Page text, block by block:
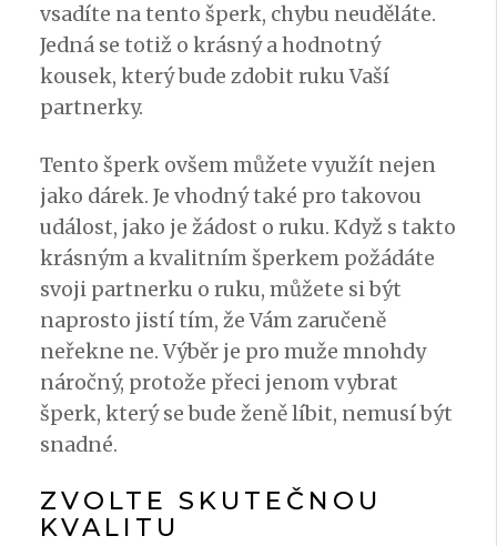
vsadíte na tento šperk, chybu neuděláte.
Jedná se totiž o krásný a hodnotný
kousek, který bude zdobit ruku Vaší
partnerky.
Tento šperk ovšem můžete využít nejen
jako dárek. Je vhodný také pro takovou
událost, jako je žádost o ruku. Když s takto
krásným a kvalitním šperkem požádáte
svoji partnerku o ruku, můžete si být
naprosto jistí tím, že Vám zaručeně
neřekne ne. Výběr je pro muže mnohdy
náročný, protože přeci jenom vybrat
šperk, který se bude ženě líbit, nemusí být
snadné.
ZVOLTE SKUTEČNOU
KVALITU